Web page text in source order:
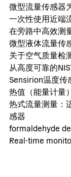
微型流量传感器
一次性使用近端
在旁路中高效测
微型液体流量传
关于空气质量检
从高度可靠的
Sensirion温度传
热值（能量计量）
热式流量测量：
感器
formaldehyde
Real-time